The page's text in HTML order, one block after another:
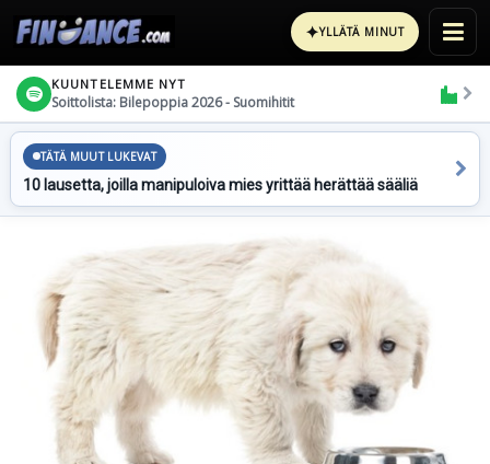
✦YLLÄTÄ MINUT
KUUNTELEMME NYT
Soittolista: Bilepoppia 2026 - Suomihitit
TÄTÄ MUUT LUKEVAT
10 lausetta, joilla manipuloiva mies yrittää herättää sääliä